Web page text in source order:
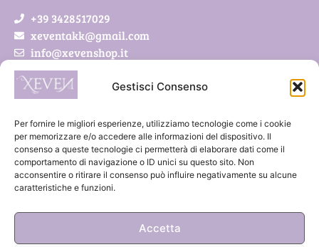
Gestisci Consenso
Per fornire le migliori esperienze, utilizziamo tecnologie come i cookie
per memorizzare e/o accedere alle informazioni del dispositivo. Il
consenso a queste tecnologie ci permetterà di elaborare dati come il
comportamento di navigazione o ID unici su questo sito. Non
acconsentire o ritirare il consenso può influire negativamente su alcune
caratteristiche e funzioni.
Accetta
+39 3428517029
xeventakk@gmail.com
info@xevenshop.it
Xeven di Pietrobon Simona
Via Roveda 5/a
41011 Campogalliano (MO)
P.IVA 03888300369